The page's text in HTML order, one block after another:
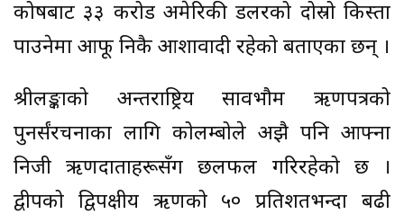
कोषबाट ३३ करोड अमेरिकी डलरको दोस्रो किस्ता
पाउनेमा आफू निकै आशावादी रहेको बताएका छन् ।
श्रीलङ्काको अन्तर्राष्ट्रिय सार्वभौम ऋणपत्रको
पुनर्संरचनाका लागि कोलम्बोले अझै पनि आफ्ना
निजी ऋणदाताहरूसँग छलफल गरिरहेको छ ।
द्वीपको द्विपक्षीय ऋणको ५० प्रतिशतभन्दा बढी